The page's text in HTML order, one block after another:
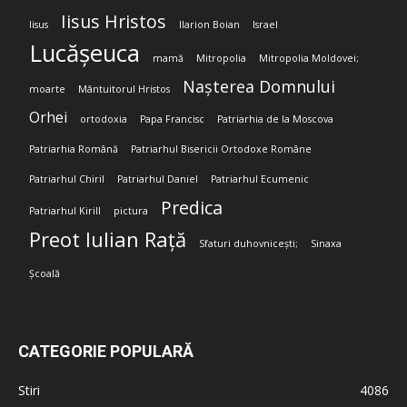
Iisus Iisus Hristos Ilarion Boian Israel
Lucășeuca mamă Mitropolia Mitropolia Moldovei;
moarte Mântuitorul Hristos Nașterea Domnului
Orhei ortodoxia Papa Francisc Patriarhia de la Moscova
Patriarhia Română Patriarhul Bisericii Ortodoxe Române
Patriarhul Chiril Patriarhul Daniel Patriarhul Ecumenic
Patriarhul Kirill pictura Predica
Preot Iulian Rață Sfaturi duhovnicești; Sinaxa
Școală
CATEGORIE POPULARĂ
Stiri 4086